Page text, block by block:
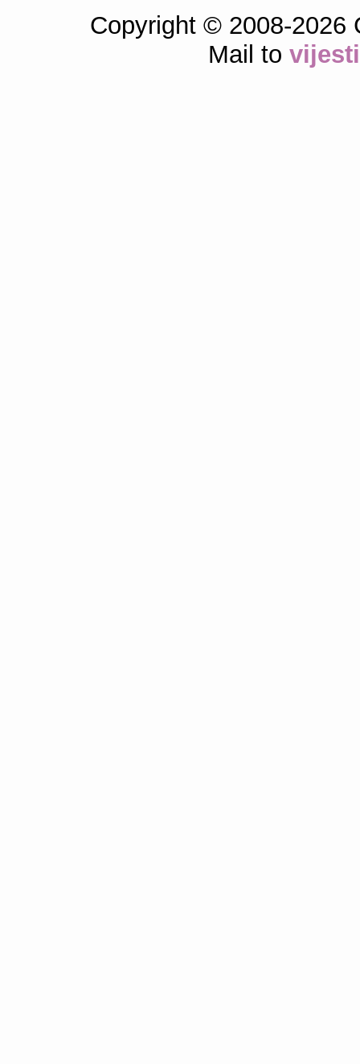
Copyright © 2008-2026
Mail to